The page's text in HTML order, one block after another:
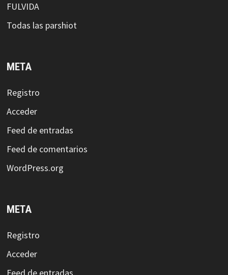
FULVIDA
Todas las parshiot
META
Registro
Acceder
Feed de entradas
Feed de comentarios
WordPress.org
META
Registro
Acceder